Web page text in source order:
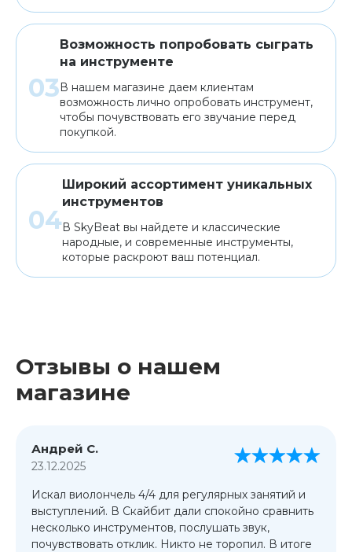
Возможность попробовать сыграть
на инструменте
В нашем магазине даем клиентам
возможность лично опробовать инструмент,
чтобы почувствовать его звучание перед
покупкой.
Широкий ассортимент уникальных
инструментов
В SkyBeat вы найдете и классические
народные, и современные инструменты,
которые раскроют ваш потенциал.
Отзывы о нашем
магазине
Андрей С.
23.12.2025
Искал виолончель 4/4 для регулярных занятий и
выступлений. В Скайбит дали спокойно сравнить
несколько инструментов, послушать звук,
почувствовать отклик. Никто не торопил. В итоге